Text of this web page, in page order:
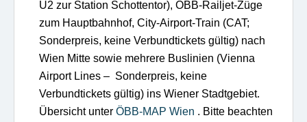
U2 zur Station Schottentor), ÖBB-Railjet-Züge
zum Hauptbahnhof, City-Airport-Train (CAT;
Sonderpreis, keine Verbundtickets gültig) nach
Wien Mitte sowie mehrere Buslinien (Vienna
Airport Lines – Sonderpreis, keine
Verbundtickets gültig) ins Wiener Stadtgebiet.
Übersicht unter ÖBB-MAP Wien . Bitte beachten